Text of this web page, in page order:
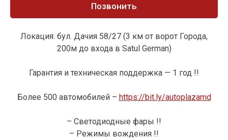
Позвонить
Локация: бул. Дачия 58/27 (3 км от ворот Города,
200м до входа в Satul German)
Гарантия и техническая поддержка — 1 год !!
Более 500 автомобилей – https://bit.ly/autoplazamd
– Светодиодные фары !!
– Режимы вождения !!